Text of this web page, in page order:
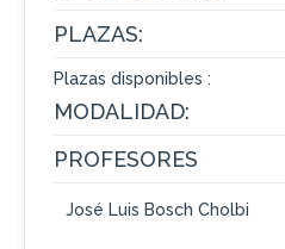
PLAZAS:
Plazas disponibles :
MODALIDAD:
PROFESORES
José Luis Bosch Cholbi